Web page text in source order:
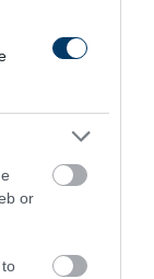
or